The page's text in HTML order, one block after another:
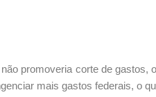
promoveria corte de gastos,
mais gastos federais, o